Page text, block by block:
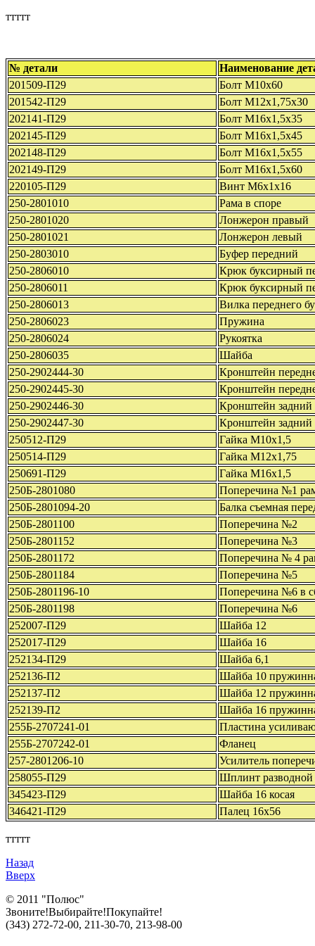
ттттт
№ детали
Наименование
201509-П29
Болт М10х60
201542-П29
Болт М12х1,75х30
202141-П29
Болт М16х1,5х35
202145-П29
Болт М16х1,5х45
202148-П29
Болт М16х1,5х55
202149-П29
Болт М16х1,5х60
220105-П29
Винт М6х1х16
250-2801010
Рама в споре
250-2801020
Лонжерон правый
250-2801021
Лонжерон левый
250-2803010
Буфер передний
250-2806010
Крюк буксирный
250-2806011
Крюк буксирный
250-2806013
Вилка переднего
250-2806023
Пружина
250-2806024
Рукоятка
250-2806035
Шайба
250-2902444-30
Кронштейн
250-2902445-30
Кронштейн
250-2902446-30
Кронштейн
250-2902447-30
Кронштейн задний
250512-П29
Гайка М10х1,5
250514-П29
Гайка М12х1,75
250691-П29
Гайка М16х1,5
250Б-2801080
Поперечина №1
250Б-2801094-20
Балка съемная
250Б-2801100
Поперечина №2
250Б-2801152
Поперечина №3
250Б-2801172
Поперечина № 4
250Б-2801184
Поперечина №5
250Б-2801196-10
Поперечина №6 в
250Б-2801198
Поперечина №6
252007-П29
Шайба 12
252017-П29
Шайба 16
252134-П29
Шайба 6,1
252136-П2
Шайба 10
252137-П2
Шайба 12
252139-П2
Шайба 16
255Б-2707241-01
Пластина
255Б-2707242-01
Фланец
257-2801206-10
Усилитель
258055-П29
Шплинт разводной
345423-П29
Шайба 16 косая
346421-П29
Палец 16х56
ттттт
Назад
Вверх
© 2011 "Полюс"
Звоните!Выбирайте!Покупайте!
(343) 272-72-00, 211-30-70, 213-98-00